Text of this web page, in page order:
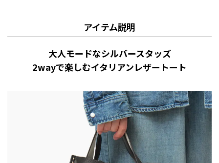
アイテム説明
大人モードなシルバースタッズ
2wayで楽しむイタリアンレザートート